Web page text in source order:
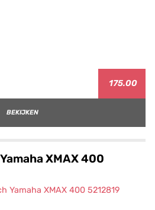
175.00
BEKIJKEN
XMAX 400